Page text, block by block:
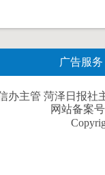
广告服务
办主管 菏泽日报社
网站备案